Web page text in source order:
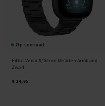
Op voorraad
Fitbit Versa 3/Sense Metalen Armband
Zwart
€ 24,95